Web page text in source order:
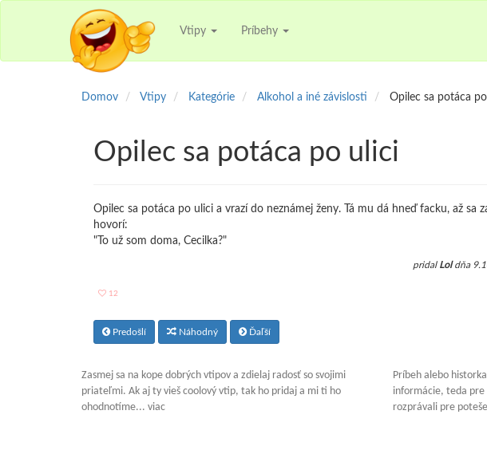
Vtipy Príbehy
Domov Vtipy Kategórie Alkohol a iné závislosti Opilec sa potáca
Opilec sa potáca po ulici
Opilec sa potáca po ulici a vrazí do neznámej ženy. Tá mu dá hneď facku, až sa
hovorí:
"To už som doma, Cecilka?"
pridal Loldňa
12
Predošlí Náhodný Ďaľší
Zasmej sa na kope dobrých vtipov a zdielaj radosť so svojimi
priateľmi. Ak aj ty vieš coolový vtip, tak ho pridaj a mi ti ho
ohodnotíme... viac
Príbeh alebo
informácie, teda pre
rozprávali pre